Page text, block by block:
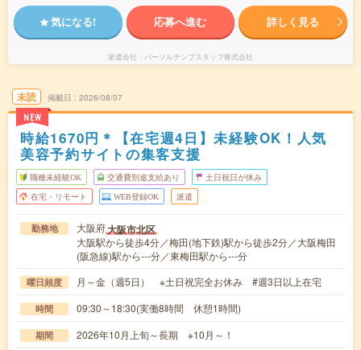
気になる! 応募へ進む 詳しく見る
派遣会社 パーソルテンプスタッフ株式会社
未読
NEW
掲載日 2026/08/07
時給1670円＊【在宅週4日】未経験OK！人気
美容予約サイトの集客支援
職種未経験OK 交通費別途支給あり 土日祝日が休み
在宅・リモート WEB登録OK 派遣
勤務地 大阪府大阪市北区
大阪駅から徒歩4分／梅田(地下鉄)駅から徒歩2分／大阪梅田
(阪急線)駅から---分／東梅田駅から---分
曜日頻度 月～金（週5日） ※土日祝完全お休み #週3日以上在宅
時間 09:30～18:30(実働8時間 休憩1時間)
期間 2026年10月上旬～長期 ※10月～！